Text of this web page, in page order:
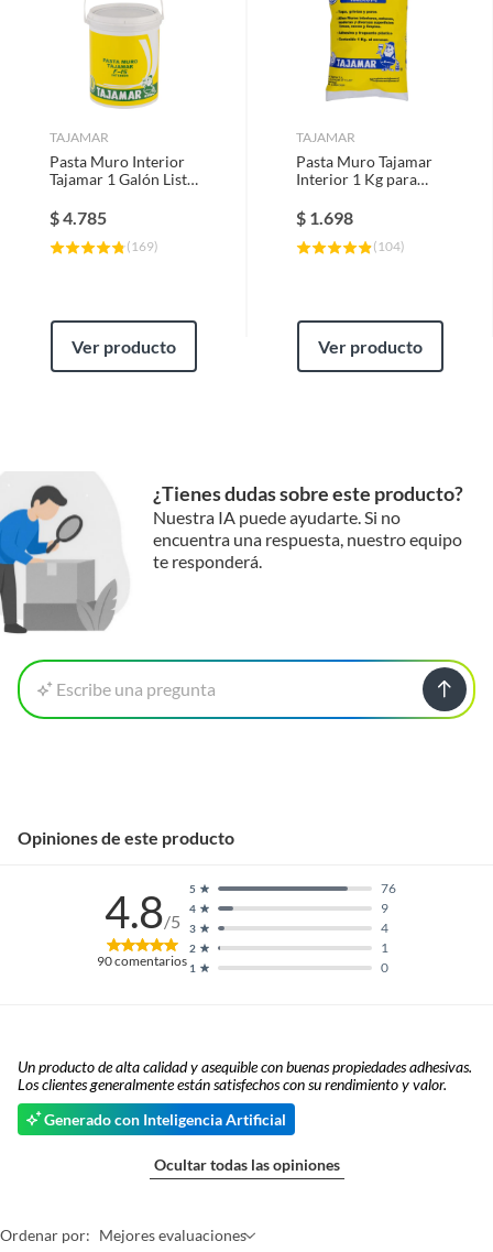
TAJAMAR
Pasta Muro Interior
Tajamar 1 Galón Lista
Empapelar
$4.785
( 169)
Ver producto
TAJAMAR
Pasta Muro Tajamar
Interior 1 Kg para
Blanco
$ 1.698
( 104)
Ver producto
¿Tienes dudas sobre este producto?
Nuestra IA puede ayudarte. Si no
encuentra una respuesta, nuestro equipo
te responderá.
Escribe una pregunta
Opiniones de este producto
4.8/5
90comentarios 1 0
2 1
3 4
4 9
5 76
Un producto de alta calidad y asequible con buenas propiedades adhesivas.
Los clientes generalmente están satisfechos con su rendimiento y valor.
Generado con Inteligencia Artificial
Ocultar todas las opiniones
Ordenar por: Mejores evaluaciones